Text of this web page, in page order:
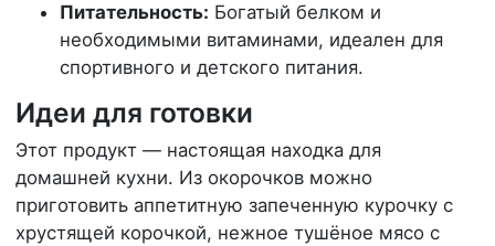
Питательность: Богатый белком и
необходимыми витаминами, идеален для
спортивного и детского питания.
Идеи для готовки
Этот продукт — настоящая находка для
домашней кухни. Из окорочков можно
приготовить аппетитную запеченную курочку с
хрустящей корочкой, нежное тушёное мясо с